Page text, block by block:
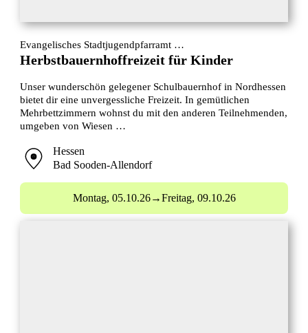
Evangelisches Stadtjugendpfarramt …
Herbstbauernhoffreizeit für Kinder
Unser wunderschön gelegener Schulbauernhof in Nordhessen
bietet dir eine unvergessliche Freizeit. In gemütlichen
Mehrbettzimmern wohnst du mit den anderen Teilnehmenden,
umgeben von Wiesen …
Hessen
Bad Sooden-Allendorf
Montag, 05.10.26→Freitag, 09.10.26